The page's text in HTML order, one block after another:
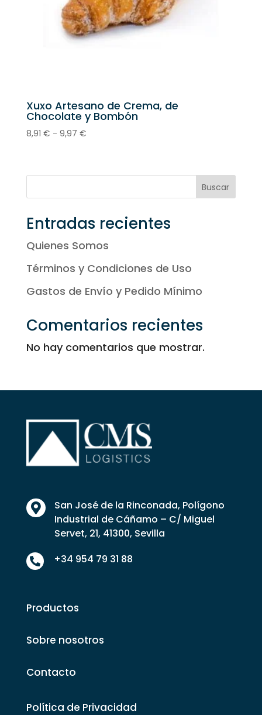
Xuxo Artesano de Crema, de
Chocolate y Bombón
8,91 € - 9,97 €Rango
desde
hasta
Buscar
Entradas recientes
Quienes Somos
Términos y Condiciones de Uso
Gastos de Envío y Pedido Mínimo
Comentarios recientes
No hay comentarios que mostrar.

San José de la Rinconada, Polígono
Industrial de Cáñamo – C/ Miguel
Servet, 21, 41300, Sevilla
 +34 954 79 31 88
Productos
Sobre nosotros
Contacto
Política de Privacidad